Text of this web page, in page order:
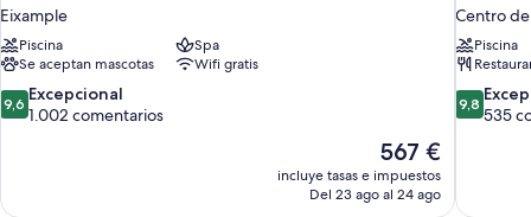
Eixample
Piscina
Spa
Se aceptan mascotas
Wifi gratis
9.6
sobre
9,6 Excepcional
1.002 comentarios
El
precio
actual
567 €
incluye tasas e impuestos
Del 23 ago al 24 ago
Centro
Piscina
9.8
sobre
9,8
535